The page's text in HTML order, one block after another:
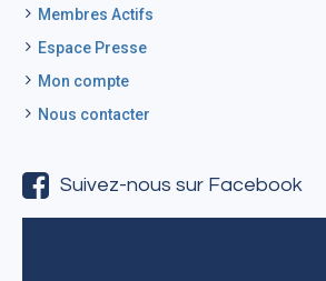
Membres Actifs
Espace Presse
Mon compte
Nous contacter
Suivez-nous sur Facebook